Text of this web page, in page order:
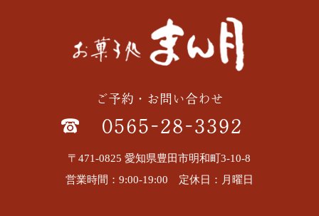
ご予約・お問い合わせ
0565-28-3392
〒471-0825 愛知県豊田市明和町3-10-8
営業時間：9:00-19:00 定休日：月曜日